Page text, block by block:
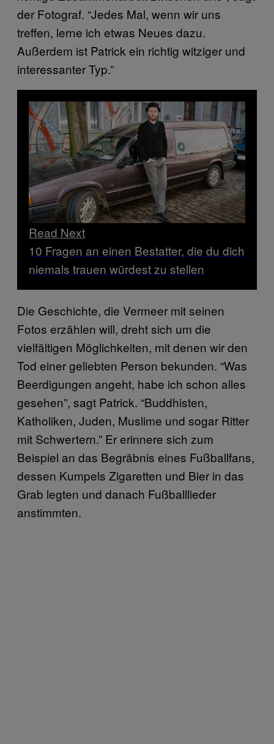
der Fotograf. “Jedes Mal, wenn wir uns
treffen, lerne ich etwas Neues dazu.
Außerdem ist Patrick ein richtig witziger und
interessanter Typ.”
Read Next
10 Fragen an einen Bestatter, die du dich
niemals trauen würdest zu stellen
Die Geschichte, die Vermeer mit seinen
Fotos erzählen will, dreht sich um die
vielfältigen Möglichkeiten, mit denen wir den
Tod einer geliebten Person bekunden. “Was
Beerdigungen angeht, habe ich schon alles
gesehen”, sagt Patrick. “Buddhisten,
Katholiken, Juden, Muslime und sogar Ritter
mit Schwertern.” Er erinnere sich zum
Beispiel an das Begräbnis eines Fußballfans,
dessen Kumpels Zigaretten und Bier in das
Grab legten und danach Fußballlieder
anstimmten.